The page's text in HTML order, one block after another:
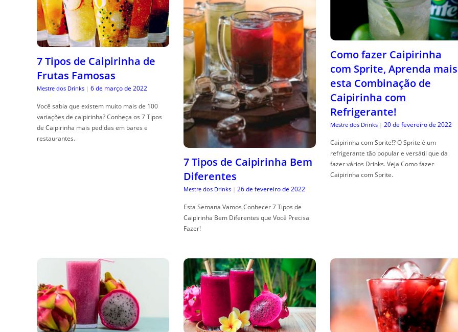
7 Tipos de Caipirinha de
Frutas Famosas
Mestre dos Drinks | 6 de março de 2022
Você sabia que existem muito mais de 100
variações de caipirinha? Conheça os 7 Tipos
de Caipirinha mais pedidas em bares e
restaurantes.
7 Tipos de Caipirinha Bem
Diferentes
Mestre dos Drinks | 26 de fevereiro de 2022
Esta Semana Vamos Conhecer 7 Tipos de
Caipirinha Bem Diferentes que Você Precisa
Fazer!
Como fazer Caipirinha
com Sprite, Aprenda mais
esta Combinação de
Caipirinha com
Refrigerante!
Mestre dos Drinks | 20 de fevereiro de 2022
Caipirinha com Sprite!? O Sprite é um
refrigerante tão popular e versátil que da
fazer vários Drinks. Veja Como fazer
Caipirinha com Sprite.